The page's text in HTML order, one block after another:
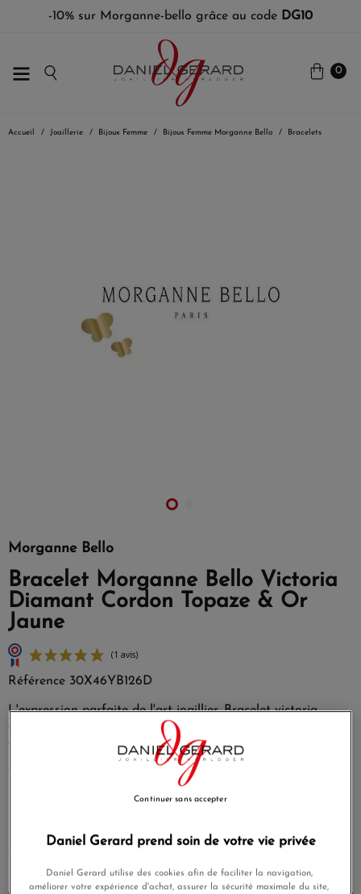
-10% sur Morganne-bello grâce au code DG10
0
Accueil Joaillerie Bijoux Femme Bijoux Femme Morganne Bello Bracelets
Morganne Bello
Bracelet Morganne Bello Victoria
Diamant Cordon Topaze & Or
Jaune
(1 avis)
Référence 30X46YB126D
L'expression parfaite de l'art joaillier. Bracelet victoria
diamant cordon bleu jean topaze (swiss blue) (5.074
carats), or jaune 18 carats
Daniel Gerard prend soin de votre vie privée
Daniel Gerard utilise des cookies afin de faciliter la navigation,
améliorer votre expérience d'achat, assurer la sécurité maximale du site,
Continuer sans accepter